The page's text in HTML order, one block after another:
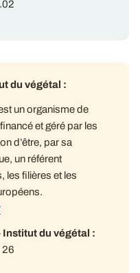
du végétal :
un organisme de
et géré par les
d’être, par sa
un référent
les filières et les
Institut du végétal :
26